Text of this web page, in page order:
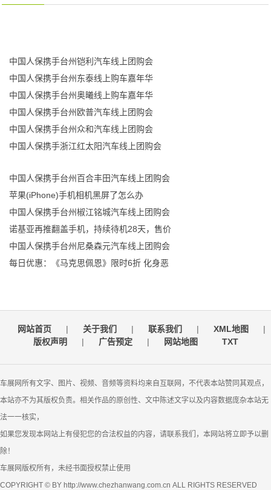
中国人保携手台州铠利汽车线上团购会
中国人保携手台州东泰线上购车嘉年华
中国人保携手台州奥曦线上购车嘉年华
中国人保携手台州欧普汽车线上团购会
中国人保携手台州众和汽车线上团购会
中国人保携手浙江红太阳汽车线上团购会
中国人保携手台州百合丰田汽车线上团购会
苹果(iPhone)手机相机黑屏了怎么办
中国人保携手台州椒江铭城汽车线上团购会
诺基亚再推翻盖手机，持续待机28天，售价
中国人保携手台州尼桑森元汽车线上团购会
每日优惠：《马克思佩恩》限时6折 化身恶
网站首页 | 关于我们 | 联系我们 | XML地图
|
版权声明
| 广告预定 | 网站地图 TXT
车展网所有文字、图片、视频、音频等资料均来自互联网，不代表本站赞同其观点，
本站亦不为其版权负责。相关作品的原创性、文中陈述文字以及内容数据庞杂本站无
法一一核实，
如果您发现本网站上有侵犯您的合法权益的内容，请联系我们，本网站将立即予以删
除！
车展网版权所有，未经书面授权禁止使用
COPYRIGHT © BY http://www.chezhanwang.com.cn ALL RIGHTS RESERVED